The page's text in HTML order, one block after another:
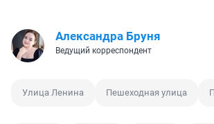
Александра Бруня
Ведущий корреспондент
Улица Ленина Пешеходная улица